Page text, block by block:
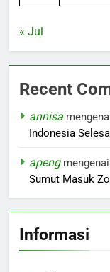
« Jul
Recent
annisa
Indonesia
apengmengenai
Sumut Masuk
Informasi